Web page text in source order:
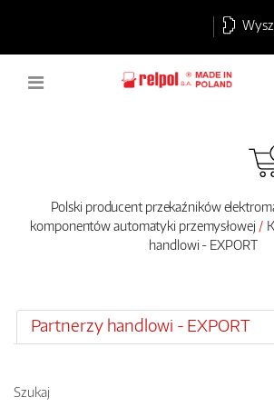
Polski producent przekaźników
komponentów automatyki przemysłowej
handlowi - EXPORT
Partnerzy handlowi - EXPORT
Szukaj